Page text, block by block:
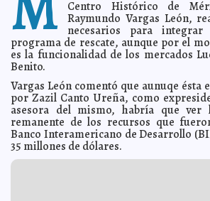
2013-01-31 07:32:46 Captura Colombia al principal
de Sinaloa A7
2013-01-31 07:30:37 PAN estatal se prepara a
A7
2013-01-31 07:27:37
pescadores A7
2013-01-31 07:22:07 Planean reestructurar Mérida en
2013-01-31 07:18:31 UADY evaluará a sus
Monforte
2013-01-31 07:13:55 Capacitan a 740 jóvenes para el
2013-01-31 07:12:05 Javier Lozano Alarcón habla
Centro Histórico de
Raymundo Vargas León,
necesarios para
programa de rescate, aunque por el
es la funcionalidad de los mercados
Benito.
Vargas León comentó que aunuqe ésta
por Zazil Canto Ureña, como
asesora del mismo, habría que ver
remanente de los recursos que
Banco Interamericano de Desarrollo
35 millones de dólares.